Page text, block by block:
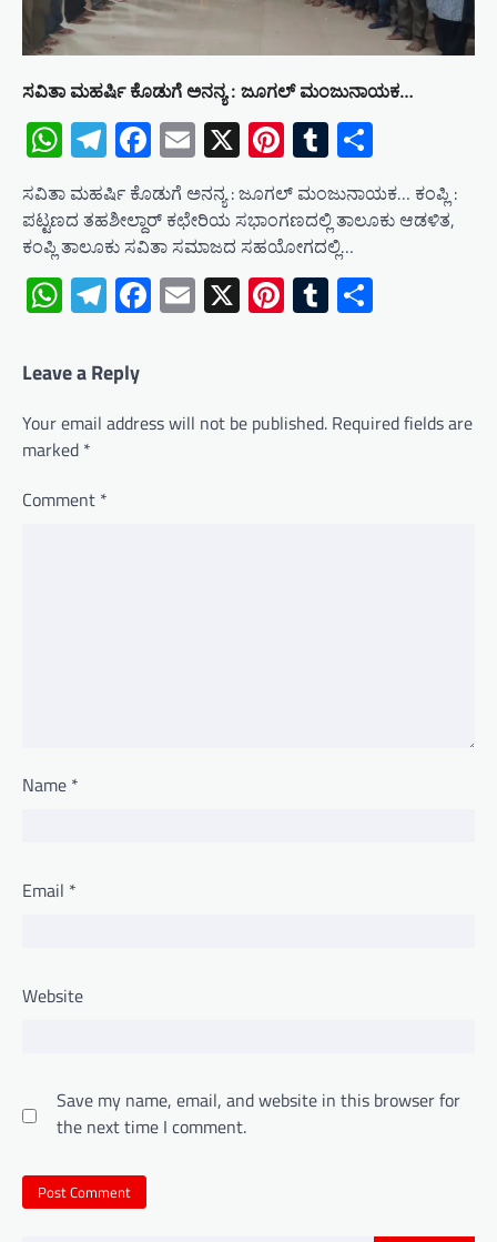
ಸವಿತಾ ಮಹರ್ಷಿ ಕೊಡುಗೆ ಅನನ್ಯ : ಜೂಗಲ್ ಮಂಜುನಾಯಕ…
WhatsApp
Telegram
Facebook
Email
X Pinterest
Tumblr
ಸವಿತಾ ಮಹರ್ಷಿ ಕೊಡುಗೆ ಅನನ್ಯ : ಜೂಗಲ್ ಮಂಜುನಾಯಕ… ಕಂಪ್ಲಿ :
ಪಟ್ಟಣದ ತಹಶೀಲ್ದಾರ್ ಕಛೇರಿಯ ಸಭಾಂಗಣದಲ್ಲಿ ತಾಲೂಕು ಆಡಳಿತ,
ಕಂಪ್ಲಿ ತಾಲೂಕು ಸವಿತಾ ಸಮಾಜದ ಸಹಯೋಗದಲ್ಲಿ…
WhatsApp
Telegram
Facebook
Email
X Pinterest
Tumblr
Leave a Reply
Your email address will not be published. Required fields are
marked *
Comment *
Name *
Email *
Website
Save my name, email, and website in this browser for
the next time I comment.